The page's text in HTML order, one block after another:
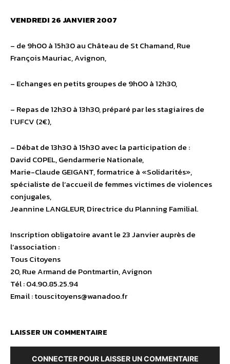
VENDREDI 26 JANVIER 2007
– de 9h00 à 15h30 au Château de St Chamand, Rue
François Mauriac, Avignon,
– Echanges en petits groupes de 9h00 à 12h30,
– Repas de 12h30 à 13h30, préparé par les stagiaires de
l’UFCV (2€),
– Débat de 13h30 à 15h30 avec la participation de :
David COPEL, Gendarmerie Nationale,
Marie-Claude GEIGANT, formatrice à «Solidarités»,
spécialiste de l’accueil de femmes victimes de violences
conjugales,
Jeannine LANGLEUR, Directrice du Planning Familial.
Inscription obligatoire avant le 23 Janvier auprès de
l’association :
Tous Citoyens
20, Rue Armand de Pontmartin, Avignon
Tél : 04.90.85.25.94
Email : touscitoyens@wanadoo.fr
LAISSER UN COMMENTAIRE
CONNECTER POUR LAISSER UN COMMENTAIRE